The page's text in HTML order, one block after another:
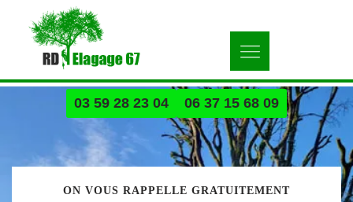
03 59 28 23 04 06 37 15 68 09
ON VOUS RAPPELLE GRATUITEMENT